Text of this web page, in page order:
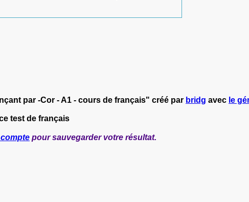
par -Cor - A1 - cours de français" créé par bridg avec le
test de français
pour sauvegarder votre résultat.